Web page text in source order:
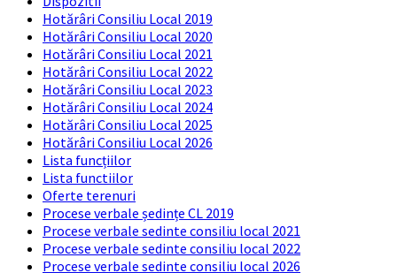
Hotărâri Consiliu Local 2019
Hotărâri Consiliu Local 2020
Hotărâri Consiliu Local 2021
Hotărâri Consiliu Local 2022
Hotărâri Consiliu Local 2023
Hotărâri Consiliu Local 2024
Hotărâri Consiliu Local 2025
Hotărâri Consiliu Local 2026
Lista funcțiilor
Lista functiilor
Oferte terenuri
Procese verbale ședințe CL 2019
Procese verbale sedinte consiliu local 2021
Procese verbale sedinte consiliu local 2022
Procese verbale sedinte consiliu local 2026